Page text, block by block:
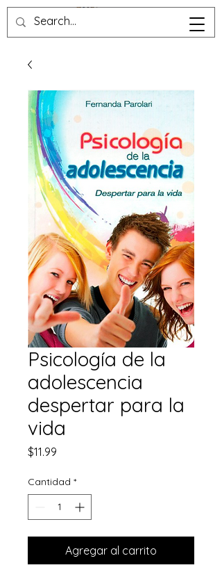
Psicología de la
adolescencia
despertar para la
vida
$11.99
Cantidad *
Agregar al carrito